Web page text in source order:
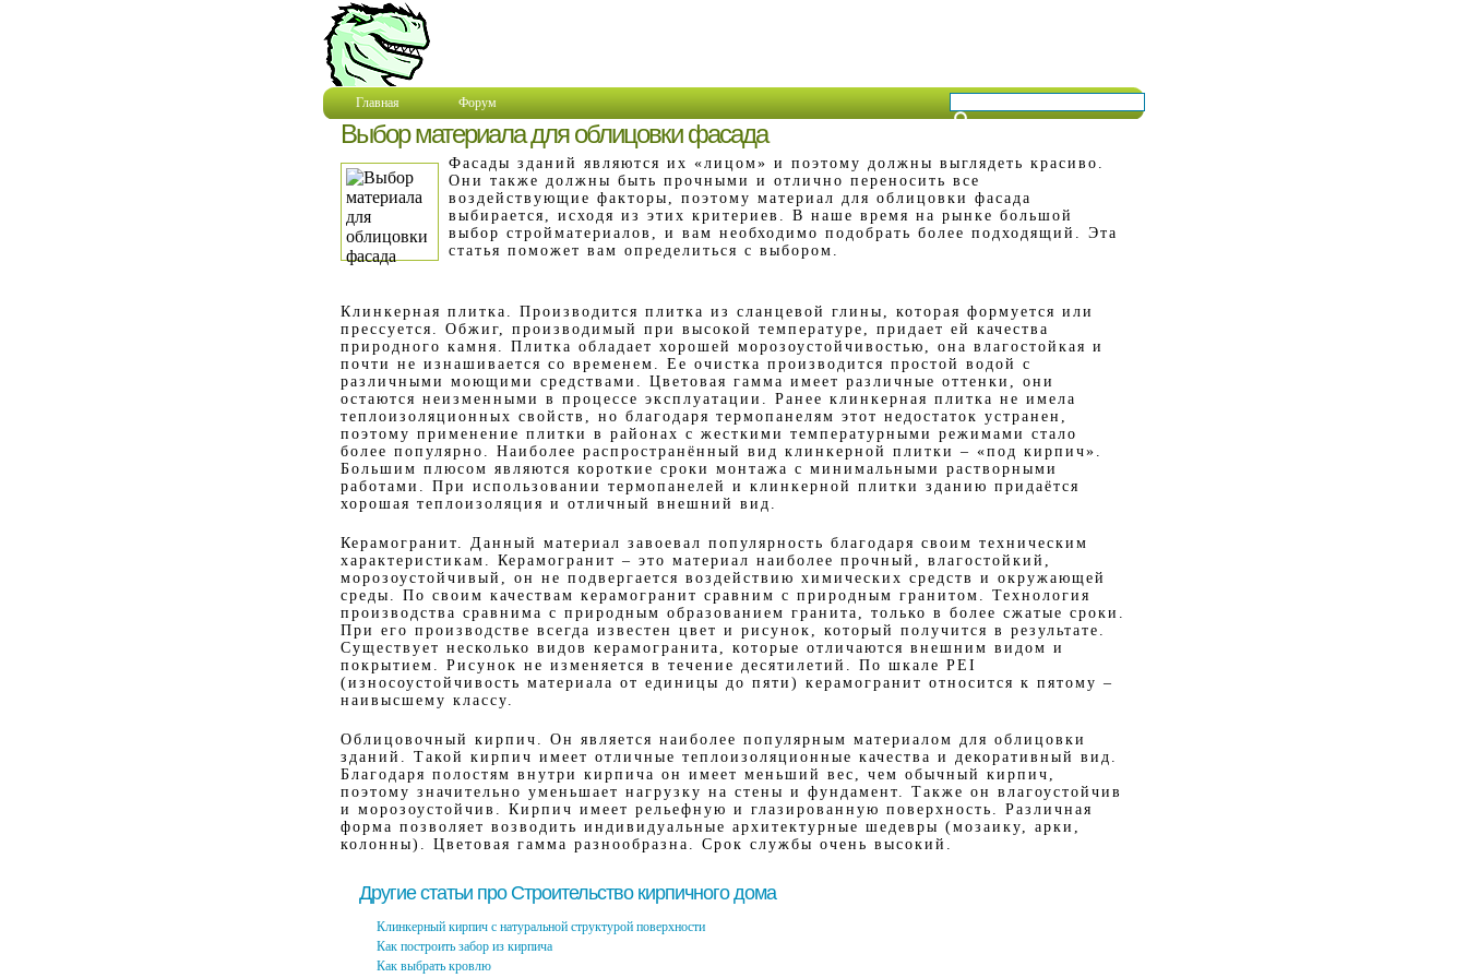
Главная Форум
Выбор материала для облицовки фасада
Фасады зданий являются их «лицом» и поэтому должны выглядеть красиво.
Они также должны быть прочными и отлично переносить все
воздействующие факторы, поэтому материал для облицовки фасада
выбирается, исходя из этих критериев. В наше время на рынке большой
выбор стройматериалов, и вам необходимо подобрать более подходящий. Эта
статья поможет вам определиться с выбором.
Клинкерная плитка. Производится плитка из сланцевой глины, которая формуется или
прессуется. Обжиг, производимый при высокой температуре, придает ей качества
природного камня. Плитка обладает хорошей морозоустойчивостью, она влагостойкая и
почти не изнашивается со временем. Ее очистка производится простой водой с
различными моющими средствами. Цветовая гамма имеет различные оттенки, они
остаются неизменными в процессе эксплуатации. Ранее клинкерная плитка не имела
теплоизоляционных свойств, но благодаря термопанелям этот недостаток устранен,
поэтому применение плитки в районах с жесткими температурными режимами стало
более популярно. Наиболее распространённый вид клинкерной плитки – «под кирпич».
Большим плюсом являются короткие сроки монтажа с минимальными растворными
работами. При использовании термопанелей и клинкерной плитки зданию придаётся
хорошая теплоизоляция и отличный внешний вид.
Керамогранит. Данный материал завоевал популярность благодаря своим техническим
характеристикам. Керамогранит – это материал наиболее прочный, влагостойкий,
морозоустойчивый, он не подвергается воздействию химических средств и окружающей
среды. По своим качествам керамогранит сравним с природным гранитом. Технология
производства сравнима с природным образованием гранита, только в более сжатые сроки.
При его производстве всегда известен цвет и рисунок, который получится в результате.
Существует несколько видов керамогранита, которые отличаются внешним видом и
покрытием. Рисунок не изменяется в течение десятилетий. По шкале PEI
(износоустойчивость материала от единицы до пяти) керамогранит относится к пятому –
наивысшему классу.
Облицовочный кирпич. Он является наиболее популярным материалом для облицовки
зданий. Такой кирпич имеет отличные теплоизоляционные качества и декоративный вид.
Благодаря полостям внутри кирпича он имеет меньший вес, чем обычный кирпич,
поэтому значительно уменьшает нагрузку на стены и фундамент. Также он влагоустойчив
и морозоустойчив. Кирпич имеет рельефную и глазированную поверхность. Различная
форма позволяет возводить индивидуальные архитектурные шедевры (мозаику, арки,
колонны). Цветовая гамма разнообразна. Срок службы очень высокий.
Другие статьи про Строительство кирпичного дома
Клинкерный кирпич с натуральной структурой поверхности
Как построить забор из кирпича
Как выбрать кровлю